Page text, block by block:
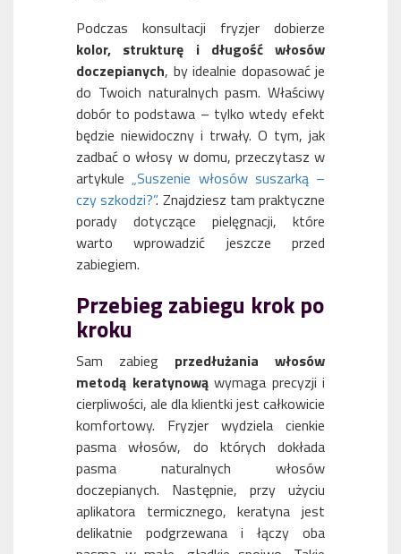
Podczas konsultacji fryzjer dobierze
kolor, strukturę i długość włosów
doczepianych, by idealnie dopasować je
do Twoich naturalnych pasm. Właściwy
dobór to podstawa – tylko wtedy efekt
będzie niewidoczny i trwały. O tym, jak
zadbać o włosy w domu, przeczytasz w
artykule„Suszenie włosów suszarką –
czy szkodzi?”. Znajdziesz tam praktyczne
porady dotyczące pielęgnacji, które
warto wprowadzić jeszcze przed
zabiegiem.
Przebieg zabiegu krok po
kroku
Sam zabieg przedłużania włosów
metodą keratynowąwymaga precyzji i
cierpliwości, ale dla klientki jest całkowicie
komfortowy. Fryzjer wydziela cienkie
pasma włosów, do których dokłada
pasma naturalnych włosów
doczepianych. Następnie, przy użyciu
aplikatora termicznego, keratyna jest
delikatnie podgrzewana i łączy oba